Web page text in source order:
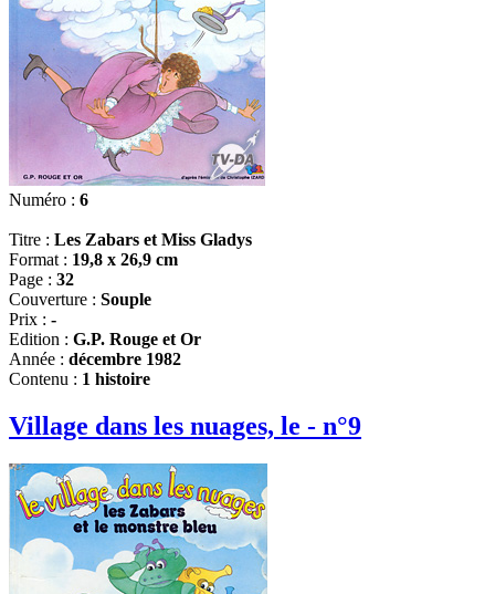
Numéro : 6
Titre : Les Zabars et Miss Gladys
Format : 19,8 x 26,9 cm
Page : 32
Couverture : Souple
Prix : -
Edition : G.P. Rouge et Or
Année : décembre 1982
Contenu : 1 histoire
Village dans les nuages, le - n°9